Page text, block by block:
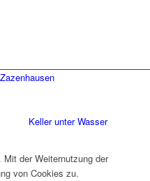
Keller unter Wasser
der Weiternutzung der
von Cookies zu.